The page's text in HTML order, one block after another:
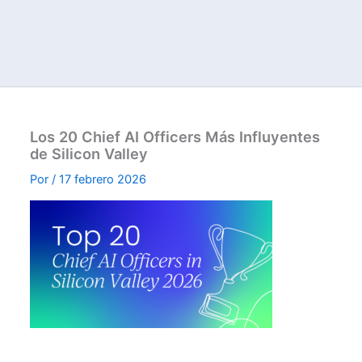
Los 20 Chief AI Officers Más Influyentes
de Silicon Valley
Por/17 febrero 2026